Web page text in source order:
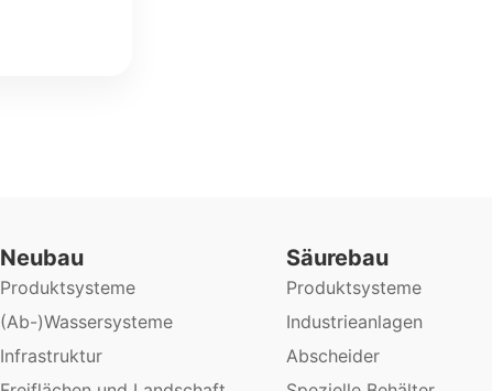
Neubau
Produktsysteme
(Ab-)Wassersysteme
Infrastruktur
Säurebau
Produktsysteme
Industrieanlagen
Abscheider